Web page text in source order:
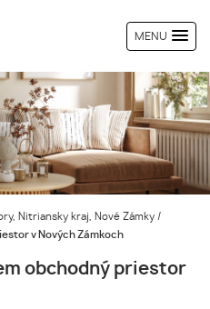
MENU
Nitriansky kraj, Nové Zámky /
v Nových Zámkoch
obchodný priestor